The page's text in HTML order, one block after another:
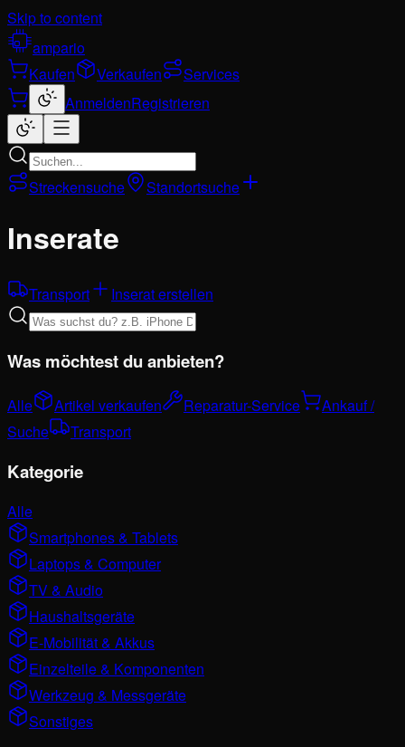
Skip to content
ampario
Kaufen
Verkaufen
Services
AnmeldenRegistrieren
Streckensuche Standortsuche
Inserate
Transport Inserat erstellen
Was möchtest du anbieten?
Alle Artikel verkaufen Reparatur-Service
Ankauf /
Suche
Transport
Kategorie
Alle
Smartphones & Tablets
Laptops & Computer
TV & Audio
Haushaltsgeräte
E-Mobilität & Akkus
Einzelteile & Komponenten
Werkzeug & Messgeräte
Sonstiges